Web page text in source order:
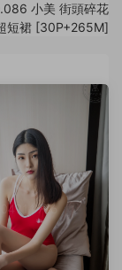
小美 街頭碎花
短裙 [30P+265M]